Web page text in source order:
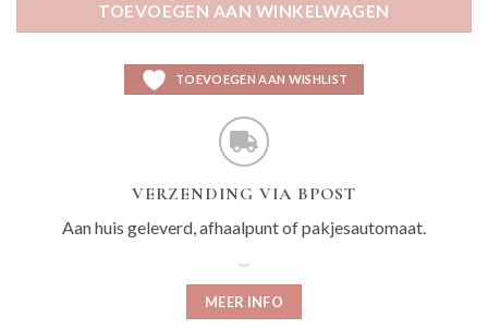
TOEVOEGEN AAN WINKELWAGEN
TOEVOEGEN AAN WISHLIST
VERZENDING VIA BPOST
Aan huis geleverd, afhaalpunt of pakjesautomaat.
MEER INFO